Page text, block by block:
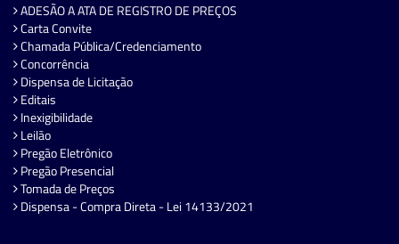
ADESÃO A ATA DE REGISTRO DE PREÇOS
Carta Convite
Chamada Pública/Credenciamento
Concorrência
Dispensa de Licitação
Editais
Inexigibilidade
Leilão
Pregão Eletrônico
Pregão Presencial
Tomada de Preços
Dispensa - Compra Direta - Lei 14133/2021